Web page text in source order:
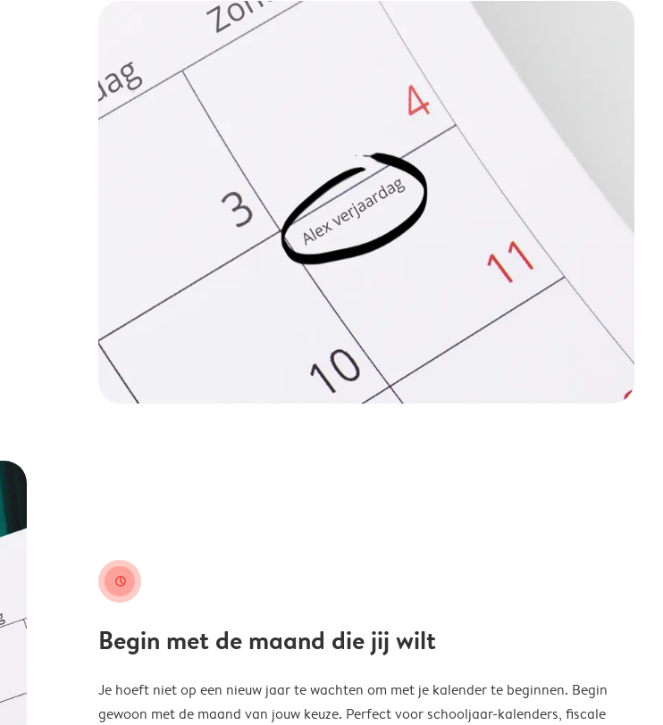
clock
Begin met de maand die jij wilt
Je hoeft niet op een nieuw jaar te wachten om met je kalender te beginnen. Begin
gewoon met de maand van jouw keuze. Perfect voor schooljaar-kalenders, fiscale